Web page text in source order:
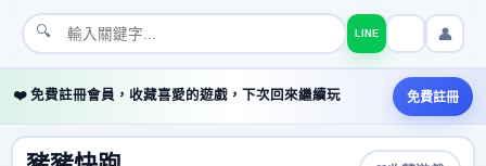
🔍 LINE 👤
❤️ 免費註冊會員，收藏喜愛的遊戲，下次回來繼續玩 免費註冊